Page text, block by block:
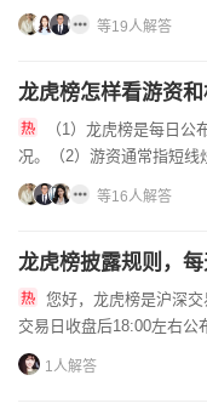
涨跌幅、换手率、振幅及
等19人解答
龙虎榜怎样看游资
况。（2）游资通常指短线
动大；机构则更注重基本
等16人解答
龙虎榜披露规则，每
交易日收盘后18:00左右公
披露规则。（1）披露触发
1人解答